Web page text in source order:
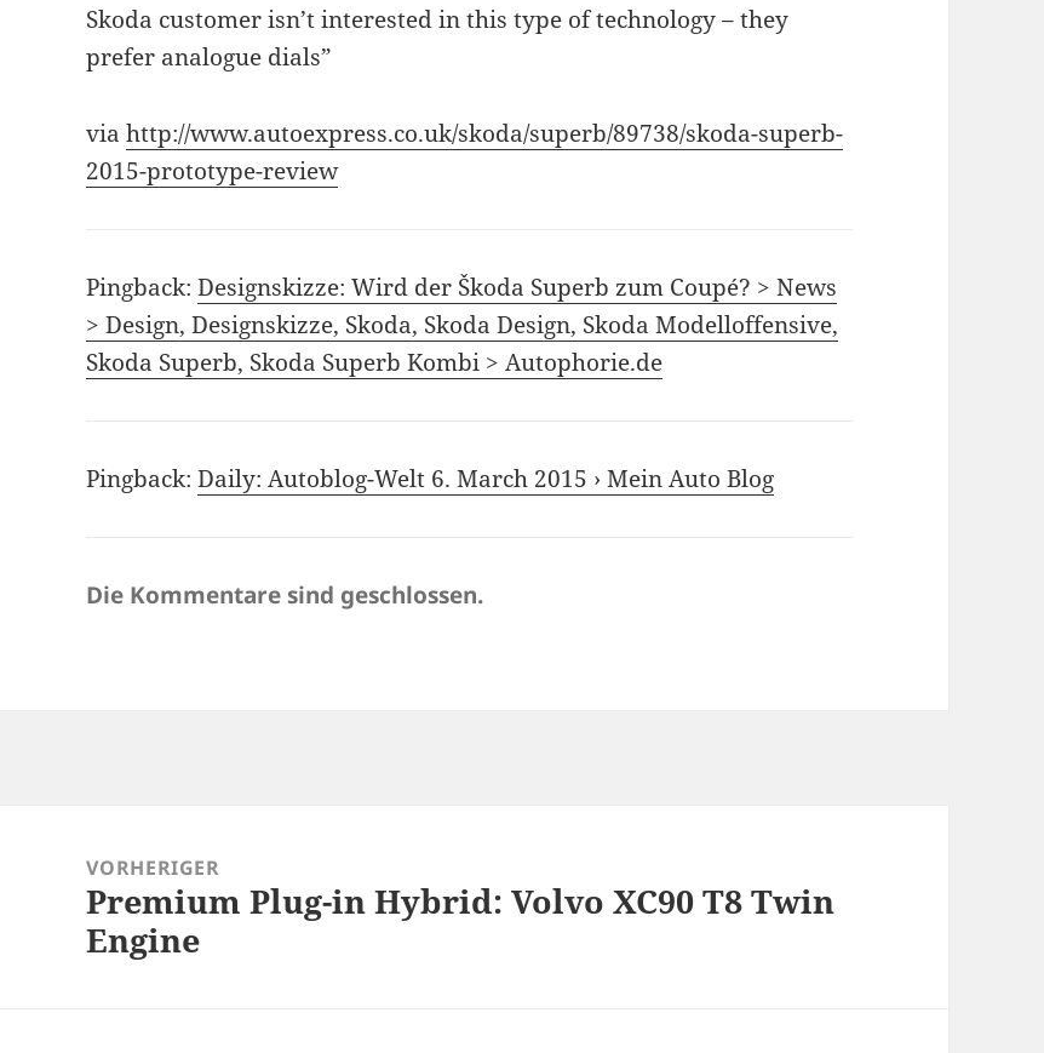
Skoda customer isn’t interested in this type of technology – they
prefer analogue dials”
viahttp://www.autoexpress.co.uk/skoda/superb/89738/skoda-superb-
2015-prototype-review
Pingback:Designskizze: Wird der Škoda Superb zum Coupé? > News
> Design, Designskizze, Skoda, Skoda Design, Skoda Modelloffensive,
Skoda Superb, Skoda Superb Kombi > Autophorie.de
Pingback:Daily: Autoblog-Welt 6. March 2015 › Mein Auto Blog
Die Kommentare sind geschlossen.
VORHERIGER
Vorheriger
Beitrag:
Premium Plug-in Hybrid: Volvo XC90 T8 Twin
Engine